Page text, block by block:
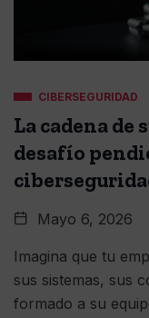
CIBERSEGURIDAD
La cadena
desafío
Mayo 6, 2026
Imagina que tu
sus sistemas, sus
formado a su